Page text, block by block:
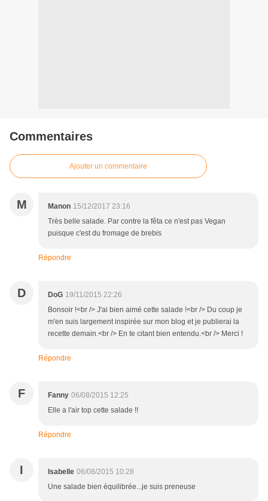
Commentaires
Ajouter un commentaire
M Manon 15/12/2017 23:16
Très belle salade. Par contre la fêta ce n'est pas Vegan
puisque c'est du fromage de brebis
Répondre
D DoG 19/11/2015 22:26
Bonsoir !<br /> J'ai bien aimé cette salade !<br /> Du coup je
m'en suis largement inspirée sur mon blog et je publierai la
recette demain.<br /> En te citant bien entendu.<br /> Merci !
Répondre
F Fanny 06/08/2015 12:25
Elle a l'air top cette salade !!
Répondre
I Isabelle 06/08/2015 10:28
Une salade bien équilibrée...je suis preneuse